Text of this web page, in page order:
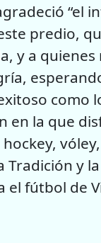
“el
predio,
y a quienes
como
en la que
Tradición y
el fútbol de